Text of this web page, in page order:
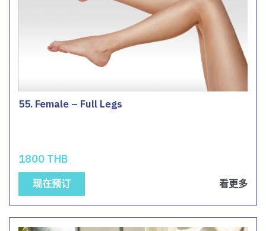
55. Female – Full Legs
1800 THB
现在预订 看更多